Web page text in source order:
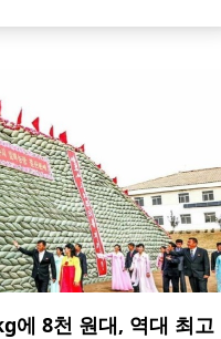
에 8천 원대, 역대 최고